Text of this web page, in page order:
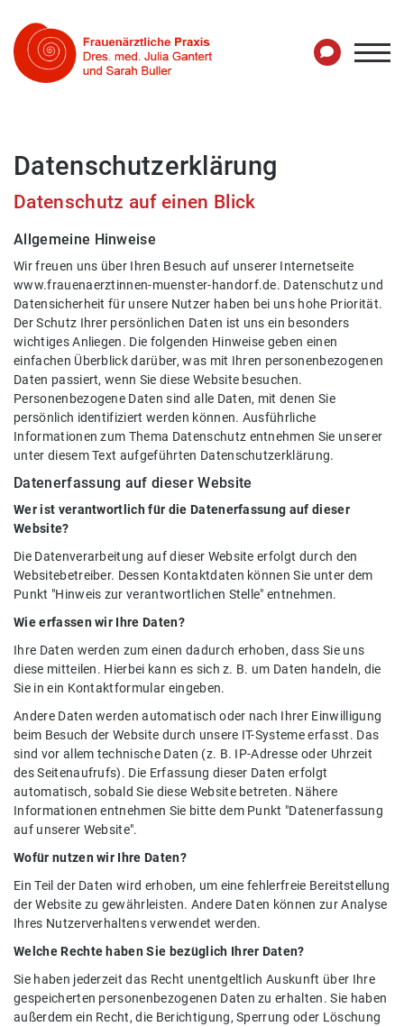
Datenschutzerklärung
Datenschutz auf einen Blick
Allgemeine Hinweise
Wir freuen uns über Ihren Besuch auf unserer Internetseite
www.frauenaerztinnen-muenster-handorf.de. Datenschutz und
Datensicherheit für unsere Nutzer haben bei uns hohe Priorität.
Der Schutz Ihrer persönlichen Daten ist uns ein besonders
wichtiges Anliegen. Die folgenden Hinweise geben einen
einfachen Überblick darüber, was mit Ihren personenbezogenen
Daten passiert, wenn Sie diese Website besuchen.
Personenbezogene Daten sind alle Daten, mit denen Sie
persönlich identifiziert werden können. Ausführliche
Informationen zum Thema Datenschutz entnehmen Sie unserer
unter diesem Text aufgeführten Datenschutzerklärung.
Datenerfassung auf dieser Website
Wer ist verantwortlich für die Datenerfassung auf dieser
Website?
Die Datenverarbeitung auf dieser Website erfolgt durch den
Websitebetreiber. Dessen Kontaktdaten können Sie unter dem
Punkt "Hinweis zur verantwortlichen Stelle" entnehmen.
Wie erfassen wir Ihre Daten?
Ihre Daten werden zum einen dadurch erhoben, dass Sie uns
diese mitteilen. Hierbei kann es sich z. B. um Daten handeln, die
Sie in ein Kontaktformular eingeben.
Andere Daten werden automatisch oder nach Ihrer Einwilligung
beim Besuch der Website durch unsere IT-Systeme erfasst. Das
sind vor allem technische Daten (z. B. IP-Adresse oder Uhrzeit
des Seitenaufrufs). Die Erfassung dieser Daten erfolgt
automatisch, sobald Sie diese Website betreten. Nähere
Informationen entnehmen Sie bitte dem Punkt "Datenerfassung
auf unserer Website".
Wofür nutzen wir Ihre Daten?
Ein Teil der Daten wird erhoben, um eine fehlerfreie Bereitstellung
der Website zu gewährleisten. Andere Daten können zur Analyse
Ihres Nutzerverhaltens verwendet werden.
Welche Rechte haben Sie bezüglich Ihrer Daten?
Sie haben jederzeit das Recht unentgeltlich Auskunft über Ihre
gespeicherten personenbezogenen Daten zu erhalten. Sie haben
außerdem ein Recht, die Berichtigung, Sperrung oder Löschung